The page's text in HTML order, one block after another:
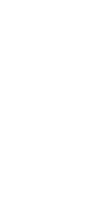
는 단계예요.